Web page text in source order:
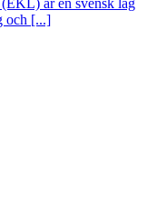
är en svensk lag
och [...]